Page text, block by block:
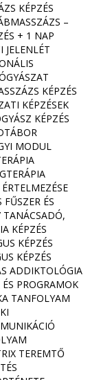
KÉPZÉS
–
+ 1 NAP
JELENLÉT
KÉPZÉS
KÉPZÉSEK
KÉPZÉS
MODUL
ÉS
TANÁCSADÓ,
KÉPZÉS
KÉPZÉS
KÉPZÉS
ADDIKTOLÓGIA
PROGRAMOK
TANFOLYAM
TEREMTŐ